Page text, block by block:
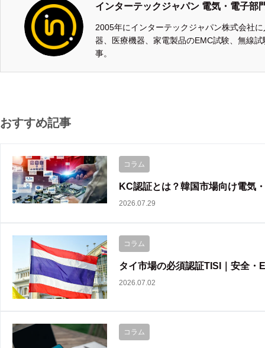
インターテックジャパン 電気・電子部
2005年にインターテックジャパン株式会社
器、医療機器、家電製品のEMC試験、無線
事。
おすすめ記事
コラム
KC認証とは？韓国市場向け電気
2026.07.29
コラム
タイ市場の必須認証TISI｜安全・
2026.07.02
コラム